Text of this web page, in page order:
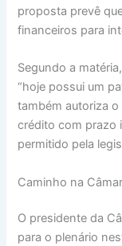
proposta prevê
financeiros para
Segundo a
“hoje possui um
também autoriza
crédito com prazo
permitido pela
Caminho na
O presidente da
para o plenário